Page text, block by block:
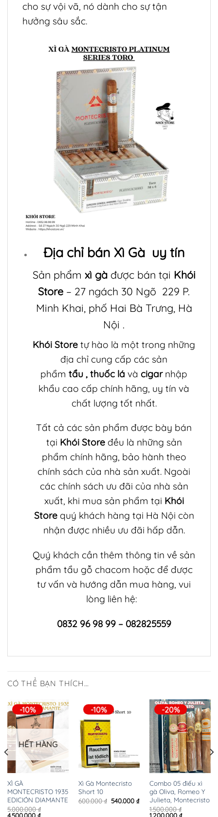
cho sự vội vã, nó dành cho sự tận
hưởng sâu sắc.
Địa chỉ bán Xì Gà uy tín
Sản phẩm xì gà được bán tại Khói
Store – 27 ngách 30 Ngõ 229 P.
Minh Khai, phố Hai Bà Trưng, Hà
Nội .
Khói Store tự hào là một trong những
địa chỉ cung cấp các sản
phẩmtẩu ,thuốc lávà cigar nhập
khẩu cao cấp chính hãng, uy tín và
chất lượng tốt nhất.
Tất cả các sản phẩm được bày bán
tại Khói Stoređều là những sản
phẩm chính hãng, bảo hành theo
chính sách của nhà sản xuất. Ngoài
các chính sách ưu đãi của nhà sản
xuất, khi mua sản phẩm tại Khói
Storequý khách hàng tại Hà Nội còn
nhận được nhiều ưu đãi hấp dẫn.
Quý khách cần thêm thông tin về sản
phẩm tẩu gỗ chacom hoặc để được
tư vấn và hướng dẫn mua hàng, vui
lòng liên hệ:
0832 96 98 99 – 082825559
CÓ THỂ BẠN THÍCH…
-10%
HẾT HÀNG
XÌ GÀ
MONTECRISTO 1935
EDICIÓN DIAMANTE
5.000.000₫
Giá
4.500.000 ₫Giá
-10%
Xì Gà Montecristo
Short 10
600.000₫ Giá
540.000 ₫Giá
hiện
-20%
Combo 05 điếu xì
gà Oliva, Romeo Y
Julieta, Montecristo
1.500.000₫
Giá
1.200.000 ₫Giá